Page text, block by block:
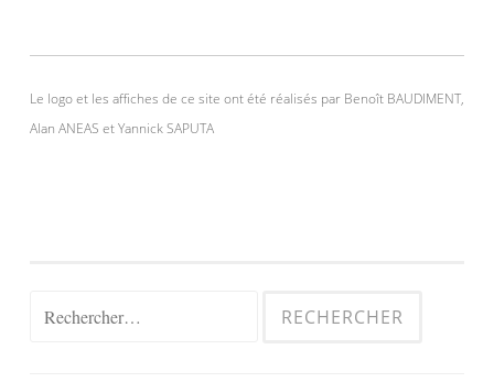
Le logo et les affiches de ce site ont été réalisés par Benoît BAUDIMENT,
Alan ANEAS et Yannick SAPUTA
Rechercher :